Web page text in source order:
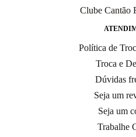
Clube Cantão
Política de
Troca e
Dúvidas
Seja um
Seja um
Trabalhe